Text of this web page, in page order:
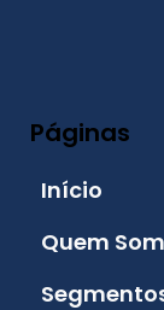
Páginas
Início
Quem